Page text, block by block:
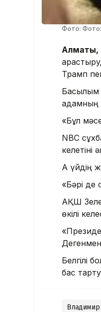
Фото: Фото:
Алматы,
Трамп
Басылым
адамның
«Бұл
NBC
келетіні
Ақ үйдің
«Бәрі де
АҚШ
өкілі
Дегенмен
Белгілі
бас